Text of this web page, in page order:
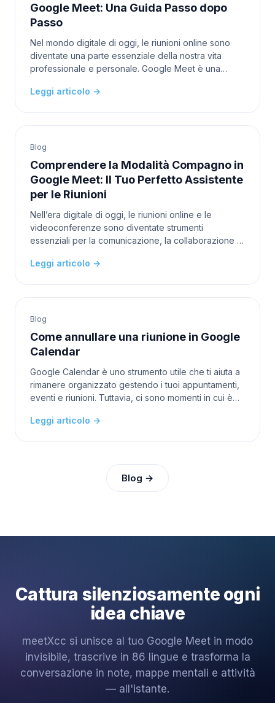
Google Meet: Una Guida Passo dopo
Passo
Nel mondo digitale di oggi, le riunioni online sono
diventate una parte essenziale della nostra vita
professionale e personale. Google Meet è una
co
Leggi articolo →
Blog
Comprendere la Modalità Compagno in
Google Meet: Il Tuo Perfetto Assistente
per le Riunioni
Nell’era digitale di oggi, le riunioni online e le
videoconferenze sono diventate strumenti
essenziali per la comunicazione, la collaborazione e
piatt
Leggi articolo →
Blog
Come annullare una riunione in Google
Calendar
Google Calendar è uno strumento utile che ti aiuta a
rimanere organizzato gestendo i tuoi appuntamenti,
eventi e riunioni. Tuttavia, ci sono momenti in cui è
Leggi articolo →
Blog →
Cattura silenziosamente ogni
idea chiave
meetXcc si unisce al tuo Google Meet in modo
invisibile, trascrive in 86 lingue e trasforma la
conversazione in note, mappe mentali e attività
— all'istante.